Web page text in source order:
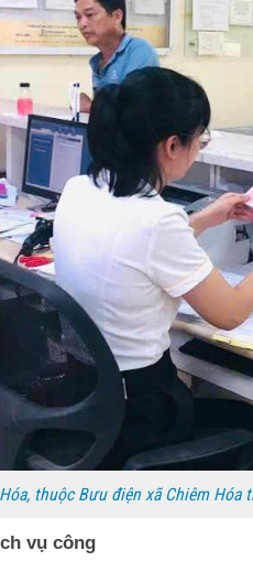
thuộc Bưu điện xã Chiêm
vụ công